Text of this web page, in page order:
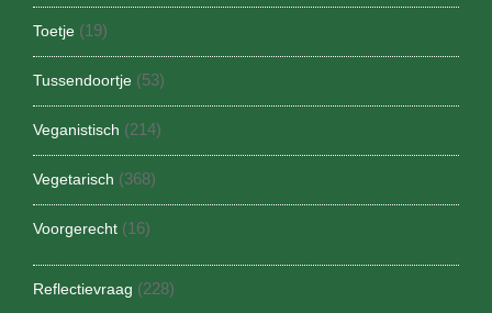
Toetje (19)
Tussendoortje (53)
Veganistisch (214)
Vegetarisch (368)
Voorgerecht (16)
Reflectievraag (228)